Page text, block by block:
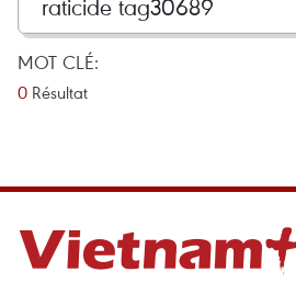
MOT CLÉ:
0 Résultat